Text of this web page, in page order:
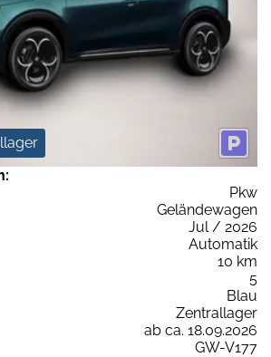
Pkw
Geländewagen
Jul / 2026
Automatik
10 km
5
Blau
Zentrallager
ab ca. 18.09.2026
GW-V177